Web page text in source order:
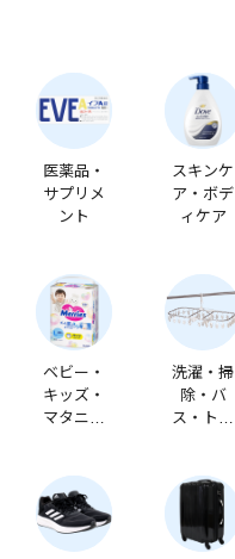
医薬品・
サプリメ
ント
スキンケ
ア・ボデ
ィケア
ベビー・
キッズ・
マタニテ
洗濯・掃
除・バ
ス・トイ